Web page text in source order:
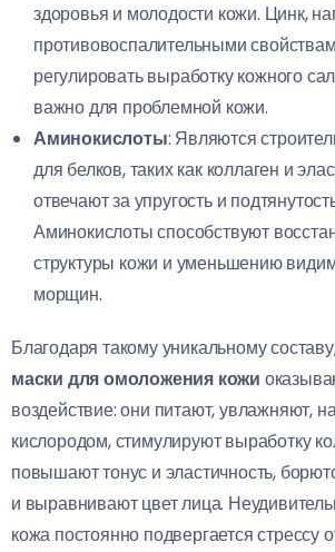
здоровья и молодости кожи. Цинк,
противовоспалительными
регулировать выработку кожного
важно для проблемной кожи.
Аминокислоты: Являются
для белков, таких как коллаген и
отвечают за упругость и
Аминокислоты способствуют
структуры кожи и уменьшению
морщин.
Благодаря такому уникальному
маски для омоложения кожи
воздействие: они питают, увлажняют,
кислородом, стимулируют выработку
повышают тонус и эластичность,
и выравнивают цвет лица.
кожа постоянно подвергается стрессу